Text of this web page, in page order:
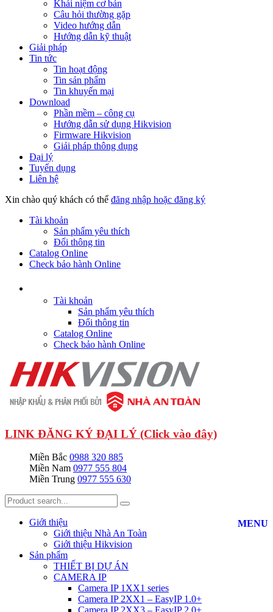
Khái niệm cơ bản
Câu hỏi thường gặp
Video hướng dẫn
Hướng dẫn kỹ thuật
Giải pháp
Tin tức
Tin hoạt động
Tin sản phẩm
Tin khuyến mại
Download
Phần mềm – công cụ
Hướng dẫn sử dụng Hikvision
Firmware Hikvision
Giải pháp thông dụng
Đại lý
Tuyển dụng
Liên hệ
Xin chào quý khách có thể đăng nhập hoặc đăng ký
Tài khoản
Sản phẩm yêu thích
Đổi thông tin
Catalog Online
Check bảo hành Online
Tài khoản
Sản phẩm yêu thích
Đổi thông tin
Catalog Online
Check bảo hành Online
LINK ĐĂNG KÝ ĐẠI LÝ (Click vào đây)
Miền Bắc 0988 320 885
Miền Nam 0977 555 804
Miền Trung 0977 555 630
MENU
Giới thiệu
Giới thiệu Nhà An Toàn
Giới thiệu Hikvision
Sản phẩm
THIẾT BỊ DỰ ÁN
CAMERA IP
Camera IP 1XX1 series
Camera IP 2XX1 – EasyIP 1.0+